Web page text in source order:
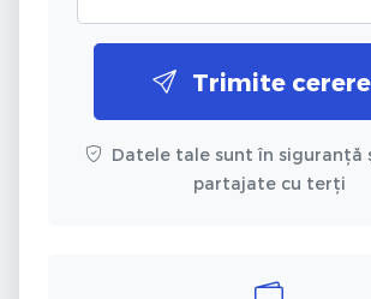
Trimite
Datele tale sunt în siguranță
partajate cu terți